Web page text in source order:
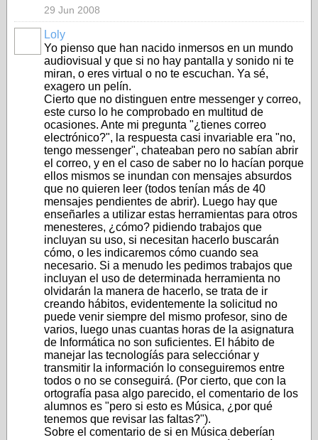
29 Jun 2008
Loly
Yo pienso que han nacido inmersos en un mundo
audiovisual y que si no hay pantalla y sonido ni te
miran, o eres virtual o no te escuchan. Ya sé,
exagero un pelín.
Cierto que no distinguen entre messenger y correo,
este curso lo he comprobado en multitud de
ocasiones. Ante mi pregunta "¿tienes correo
electrónico?", la respuesta casi invariable era "no,
tengo messenger", chateaban pero no sabían abrir
el correo, y en el caso de saber no lo hacían porque
ellos mismos se inundan con mensajes absurdos
que no quieren leer (todos tenían más de 40
mensajes pendientes de abrir). Luego hay que
enseñarles a utilizar estas herramientas para otros
menesteres, ¿cómo? pidiendo trabajos que
incluyan su uso, si necesitan hacerlo buscarán
cómo, o les indicaremos cómo cuando sea
necesario. Si a menudo les pedimos trabajos que
incluyan el uso de determinada herramienta no
olvidarán la manera de hacerlo, se trata de ir
creando hábitos, evidentemente la solicitud no
puede venir siempre del mismo profesor, sino de
varios, luego unas cuantas horas de la asignatura
de Informática no son suficientes. El hábito de
manejar las tecnologíás para selecciónar y
transmitir la información lo conseguiremos entre
todos o no se conseguirá. (Por cierto, que con la
ortografía pasa algo parecido, el comentario de los
alumnos es "pero si esto es Música, ¿por qué
tenemos que revisar las faltas?").
Sobre el comentario de si en Música deberían